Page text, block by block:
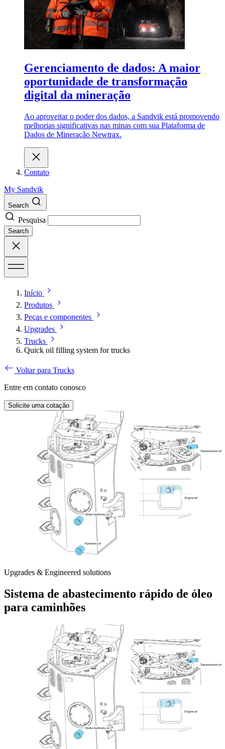
Gerenciamento de dados: A maior
oportunidade de transformação
digital da mineração
Ao aproveitar o poder dos dados, a Sandvik está promovendo
melhorias significativas nas minas com sua Plataforma de
Dados de Mineração Newtrax.
Contato
My Sandvik
Search
Pesquisa
Search
Início
Produtos
Peças e componentes
Upgrades
Trucks
Quick oil filling system for trucks
Voltar para Trucks
Entre em contato conosco
Solicite uma cotação
Upgrades & Engineered solutions
Sistema de abastecimento rápido de óleo
para caminhões